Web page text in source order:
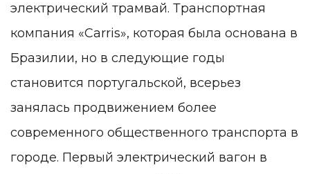
электрический трамвай. Транспортная
компания «Carris», которая была основана в
Бразилии, но в следующие годы
становится португальской, всерьез
занялась продвижением более
современного общественного транспорта в
городе. Первый электрический вагон в